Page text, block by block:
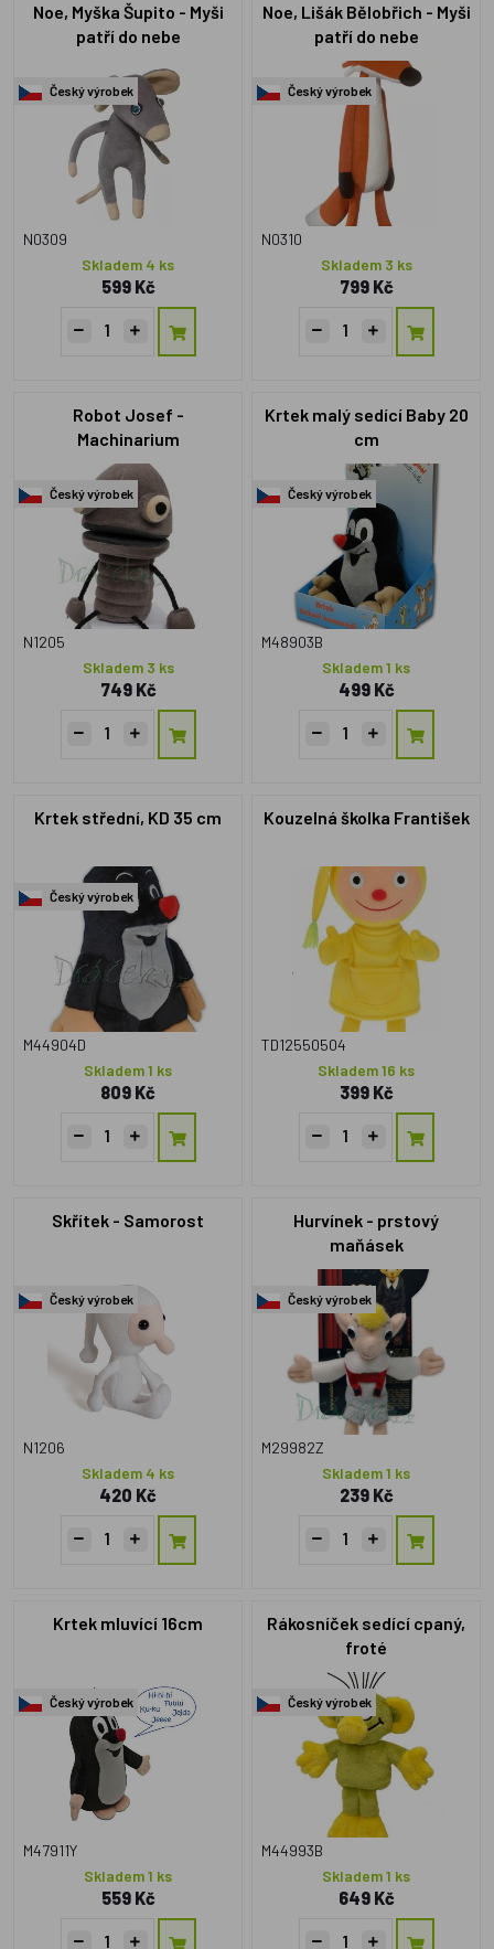
Noe, Myška Šupito - Myši
patří do nebe
Český výrobek
N0309
Skladem 4 ks
599 Kč
Noe, Lišák Bělobřich - Myši
patří do nebe
Český výrobek
N0310
Skladem 3 ks
799 Kč
Robot Josef -
Machinarium
Český výrobek
N1205
Skladem 3 ks
749 Kč
Krtek malý sedící Baby 20
cm
Český výrobek
M48903B
Skladem 1 ks
499 Kč
Krtek střední, KD 35 cm
Český výrobek
M44904D
Skladem 1 ks
809 Kč
Kouzelná školka František
TD12550504
Skladem 16 ks
399 Kč
Skřítek - Samorost
Český výrobek
N1206
Skladem 4 ks
420 Kč
Hurvínek - prstový
maňásek
Český výrobek
M29982Z
Skladem 1 ks
239 Kč
Krtek mluvící 16cm
Český výrobek
M47911Y
Skladem 1 ks
559 Kč
Rákosníček sedící cpaný,
froté
Český výrobek
M44993B
Skladem 1 ks
649 Kč